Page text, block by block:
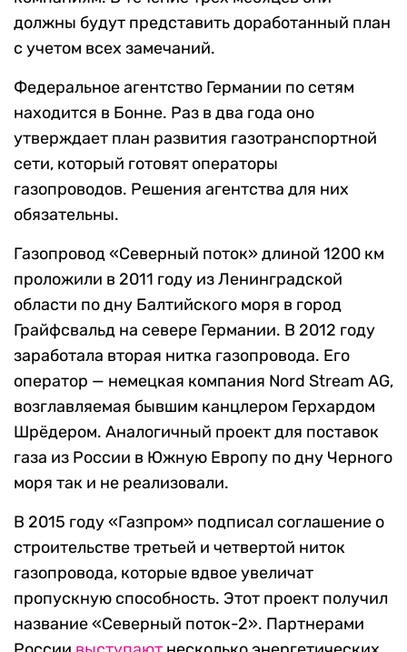
должны будут представить доработанный план
с учетом всех замечаний.
Федеральное агентство Германии по сетям
находится в Бонне. Раз в два года оно
утверждает план развития газотранспортной
сети, который готовят операторы
газопроводов. Решения агентства для них
обязательны.
Газопровод «Северный поток» длиной 1200 км
проложили в 2011 году из Ленинградской
области по дну Балтийского моря в город
Грайфсвальд на севере Германии. В 2012 году
заработала вторая нитка газопровода. Его
оператор — немецкая компания Nord Stream AG,
возглавляемая бывшим канцлером Герхардом
Шрёдером. Аналогичный проект для поставок
газа из России в Южную Европу по дну Черного
моря так и не реализовали.
В 2015 году «Газпром» подписал соглашение о
строительстве третьей и четвертой ниток
газопровода, которые вдвое увеличат
пропускную способность. Этот проект получил
название «Северный поток-2». Партнерами